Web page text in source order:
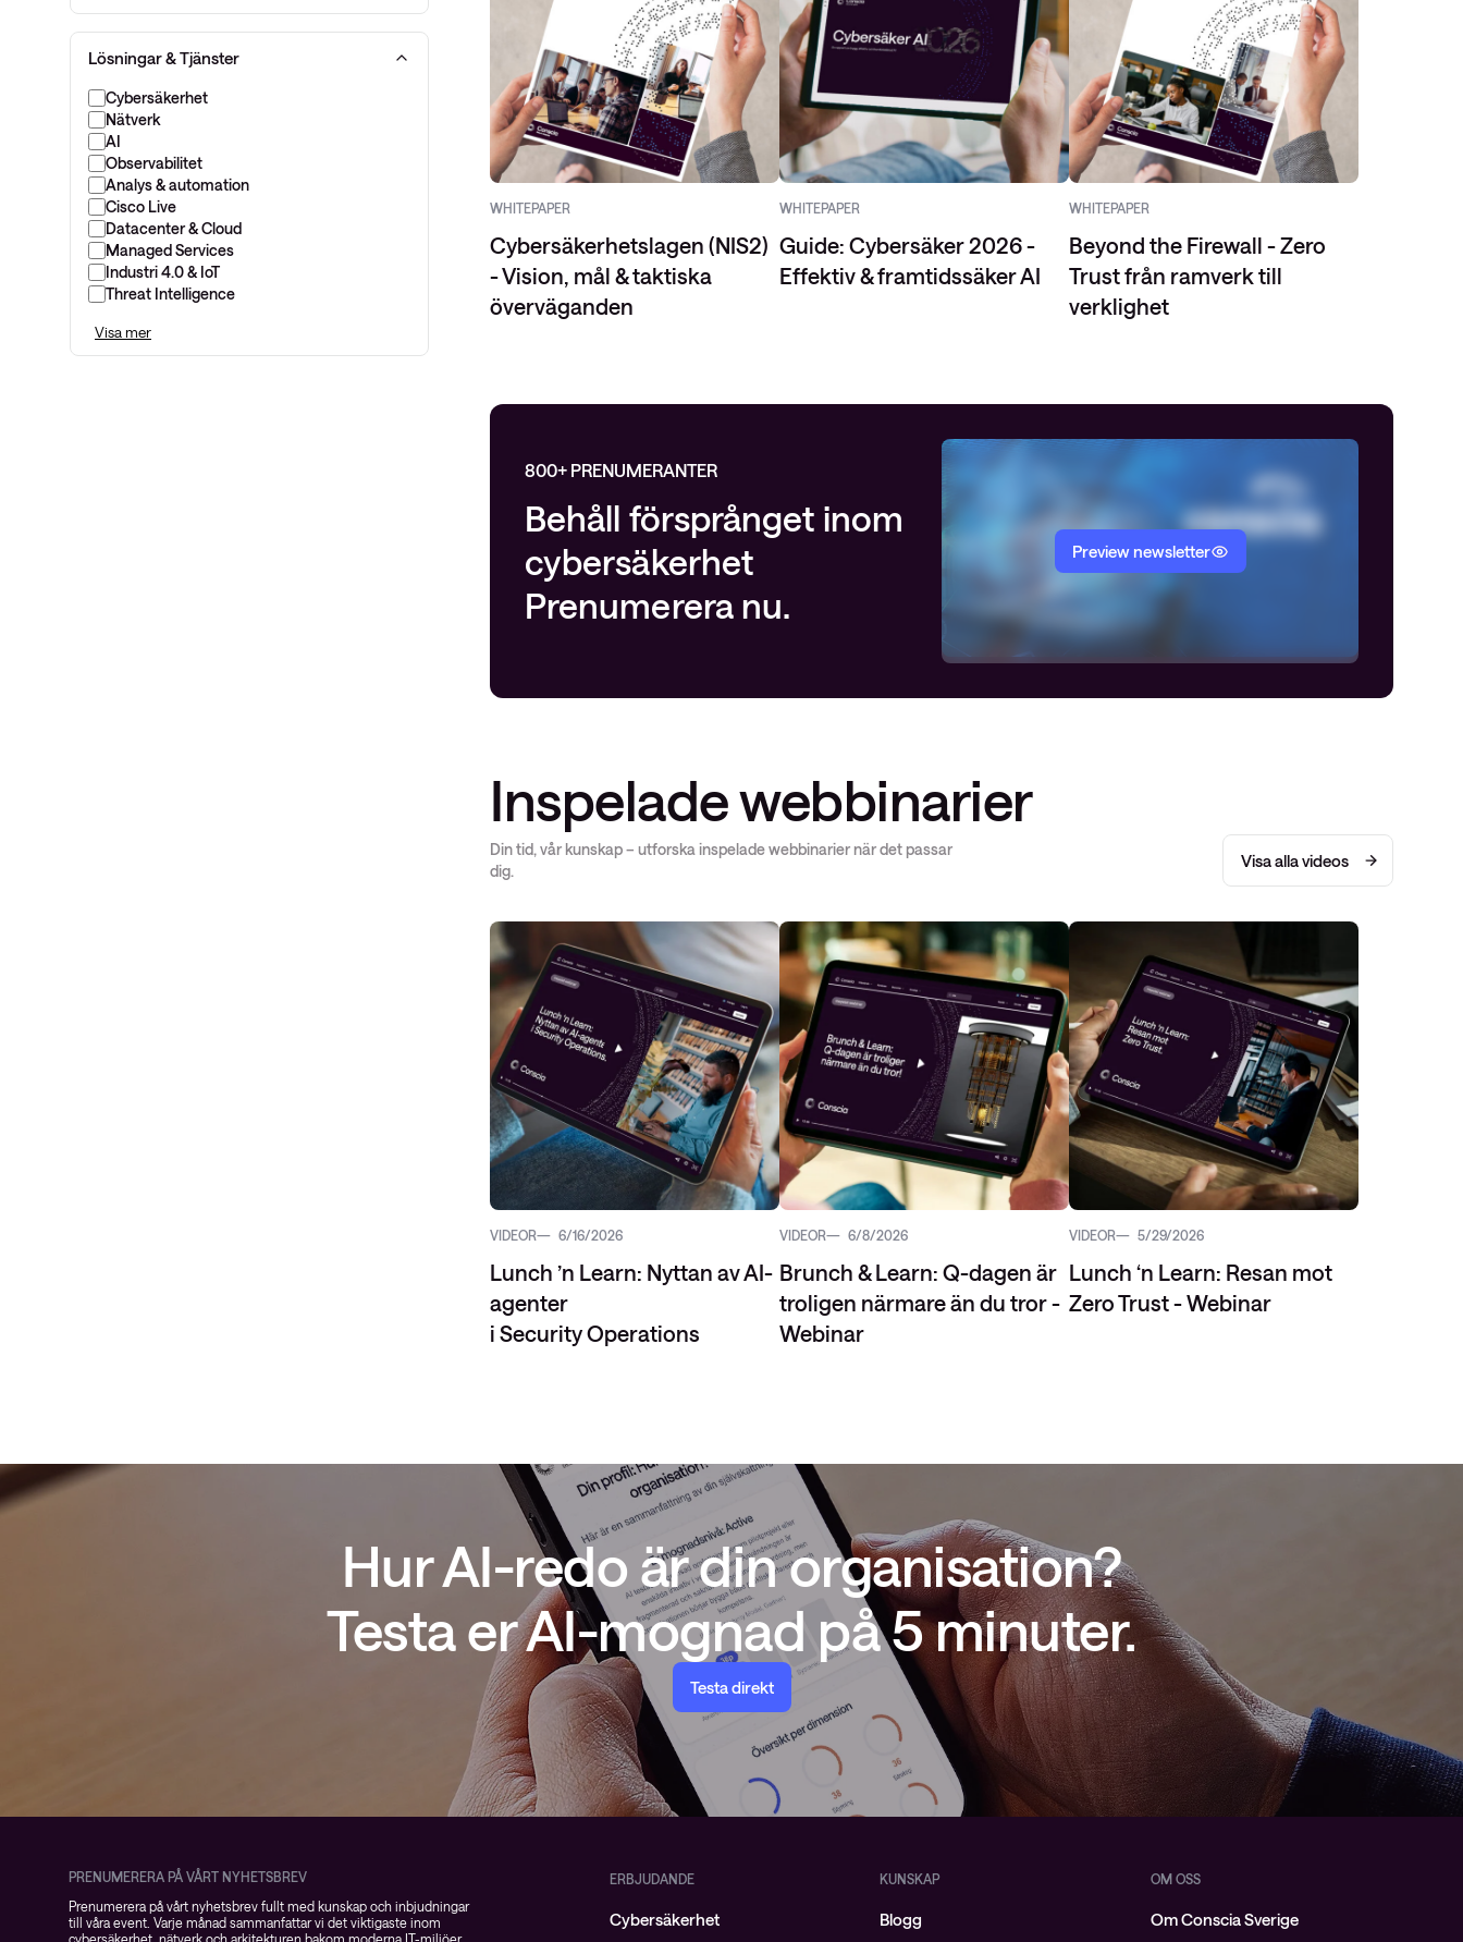
Lösningar & Tjänster
Cybersäkerhet
Nätverk
AI
Observabilitet
Analys & automation
Cisco Live
Datacenter & Cloud
Managed Services
Industri 4.0 & IoT
Threat Intelligence
Visa mer
WHITEPAPER
Cybersäkerhetslagen (NIS2)
- Vision, mål & taktiska
överväganden
WHITEPAPER
Guide: Cybersäker 2026 -
Effektiv & framtidssäker AI
WHITEPAPER
Beyond the Firewall - Zero
Trust från ramverk till
verklighet
800+ PRENUMERANTER
Behåll försprånget inom
cybersäkerhet
Prenumerera nu.
Preview newsletter
Inspelade webbinarier
Din tid, vår kunskap – utforska inspelade webbinarier när det passar
dig.
Visa alla videos
VIDEOR 6/16/2026
Lunch ’n Learn: Nyttan av AI-
agenter
i Security Operations
VIDEOR 6/8/2026
Brunch & Learn: Q-dagen är
troligen närmare än du tror -
Webinar
VIDEOR 5/29/2026
Lunch ‘n Learn: Resan mot
Zero Trust - Webinar
Hur AI-redo är din organisation?
Testa er AI-mognad på 5 minuter.
Testa direkt
PRENUMERERA PÅ VÅRT NYHETSBREV
Prenumerera på vårt nyhetsbrev fullt med kunskap och inbjudningar
till våra event. Varje månad sammanfattar vi det viktigaste inom
ERBJUDANDE
Cybersäkerhet
KUNSKAP
Blogg
OM OSS
Om Conscia Sverige